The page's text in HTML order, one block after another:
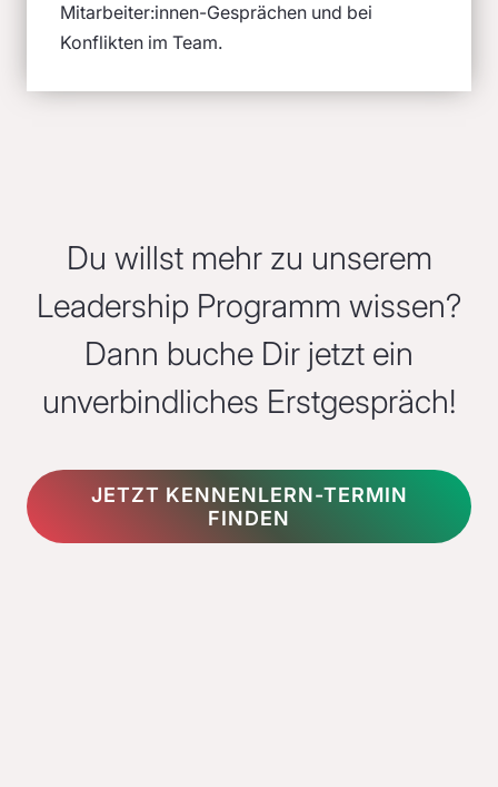
Mitarbeiter:innen-Gesprächen und bei
Konflikten im Team.
Du willst mehr zu unserem
Leadership Programm wissen?
Dann buche Dir jetzt ein
unverbindliches Erstgespräch!
JETZT KENNENLERN-TERMIN
FINDEN